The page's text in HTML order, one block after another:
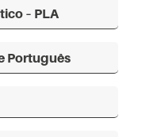
– PLA
Português